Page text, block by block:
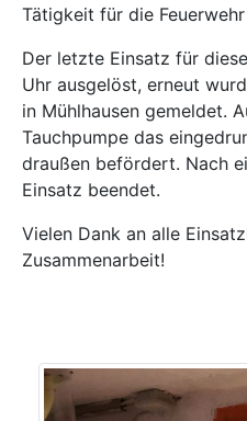
Tätigkeit für die
Der letzte Einsatz für
Uhr ausgelöst, erneut
in Mühlhausen gemeldet.
Tauchpumpe das
draußen befördert. Nach
Einsatz beendet.
Vielen Dank an alle
Zusammenarbeit!